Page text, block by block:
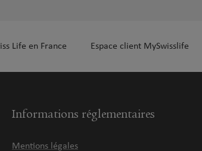
Life en France Espace client MySwisslife
Informations réglementaires
Mentions légales